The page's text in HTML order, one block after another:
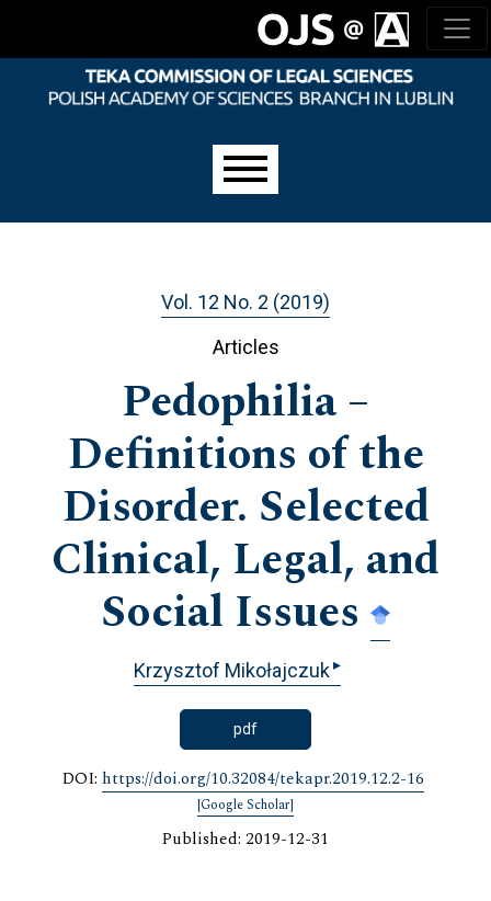
Vol. 12 No. 2 (2019)
Articles
Pedophilia –
Definitions of the
Disorder. Selected
Clinical, Legal, and
Social Issues
Krzysztof Mikołajczuk▸
pdf
DOI: https://doi.org/10.32084/tekapr.2019.12.2-16
[Google Scholar]
Published: 2019-12-31